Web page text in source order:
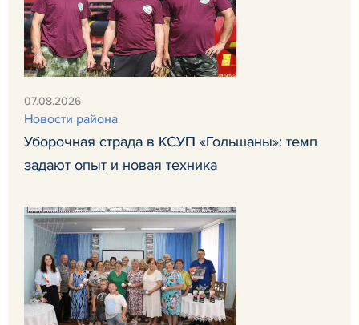
07.08.2026
Новости района
Уборочная страда в КСУП «Гольшаны»: темп
задают опыт и новая техника